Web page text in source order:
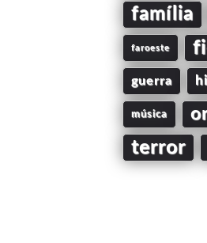
família
faroeste
guerra
música
terror